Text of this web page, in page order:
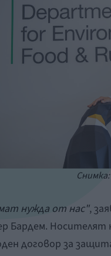
нужда от нас",
Бардем. Носителят
договор за